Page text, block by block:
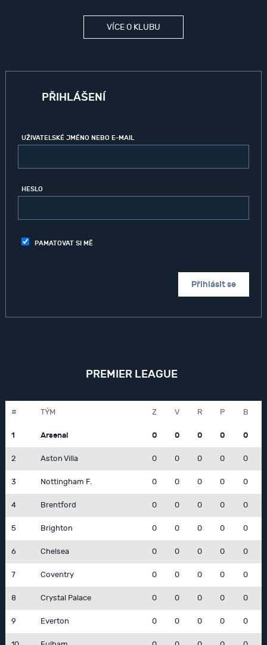
VÍCE O KLUBU
PŘIHLÁŠENÍ
UŽIVATELSKÉ JMÉNO NEBO E-MAIL
HESLO
PAMATOVAT SI MĚ
PREMIER LEAGUE
# TÝM Z V R P B
1 Arsenal 0 0 0 0 0
2 Aston Villa 0 0 0 0 0
3 Nottingham F. 0 0 0 0 0
4 Brentford 0 0 0 0 0
5 Brighton 0 0 0 0 0
6 Chelsea 0 0 0 0 0
7 Coventry 0 0 0 0 0
8 Crystal Palace 0 0 0 0 0
9 Everton 0 0 0 0 0